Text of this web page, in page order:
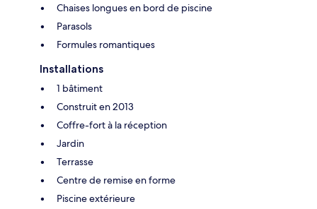
Chaises longues en bord de piscine
Parasols
Formules romantiques
Installations
1 bâtiment
Construit en 2013
Coffre-fort à la réception
Jardin
Terrasse
Centre de remise en forme
Piscine extérieure